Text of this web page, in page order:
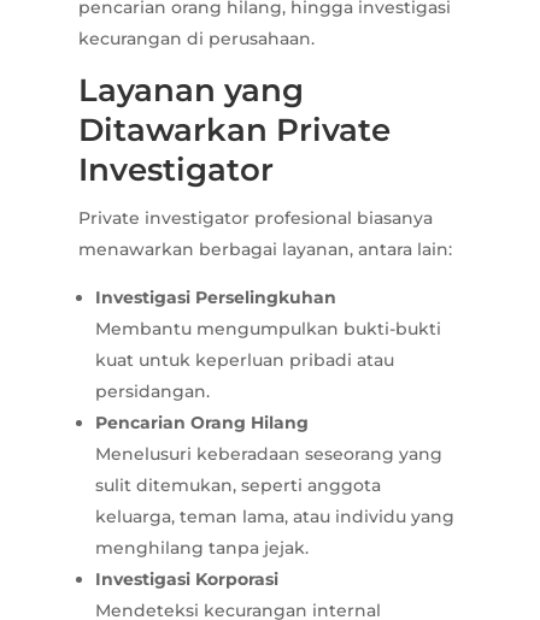
pencarian orang hilang, hingga investigasi
kecurangan di perusahaan.
Layanan yang
Ditawarkan Private
Investigator
Private investigator profesional biasanya
menawarkan berbagai layanan, antara lain:
Investigasi Perselingkuhan
Membantu mengumpulkan bukti-bukti
kuat untuk keperluan pribadi atau
persidangan.
Pencarian Orang Hilang
Menelusuri keberadaan seseorang yang
sulit ditemukan, seperti anggota
keluarga, teman lama, atau individu yang
menghilang tanpa jejak.
Investigasi Korporasi
Mendeteksi kecurangan internal